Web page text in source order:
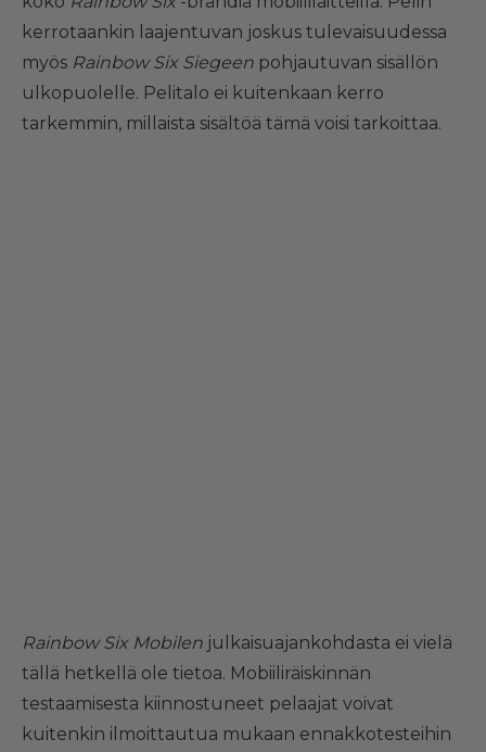
kerrotaankin laajentuvan joskus tulevaisuudessa
myös Rainbow Six Siegeen pohjautuvan sisällön
ulkopuolelle. Pelitalo ei kuitenkaan kerro
tarkemmin, millaista sisältöä tämä voisi tarkoittaa.
Rainbow Six Mobilen julkaisuajankohdasta ei vielä
tällä hetkellä ole tietoa. Mobiiliräiskinnän
testaamisesta kiinnostuneet pelaajat voivat
kuitenkin ilmoittautua mukaan ennakkotesteihin